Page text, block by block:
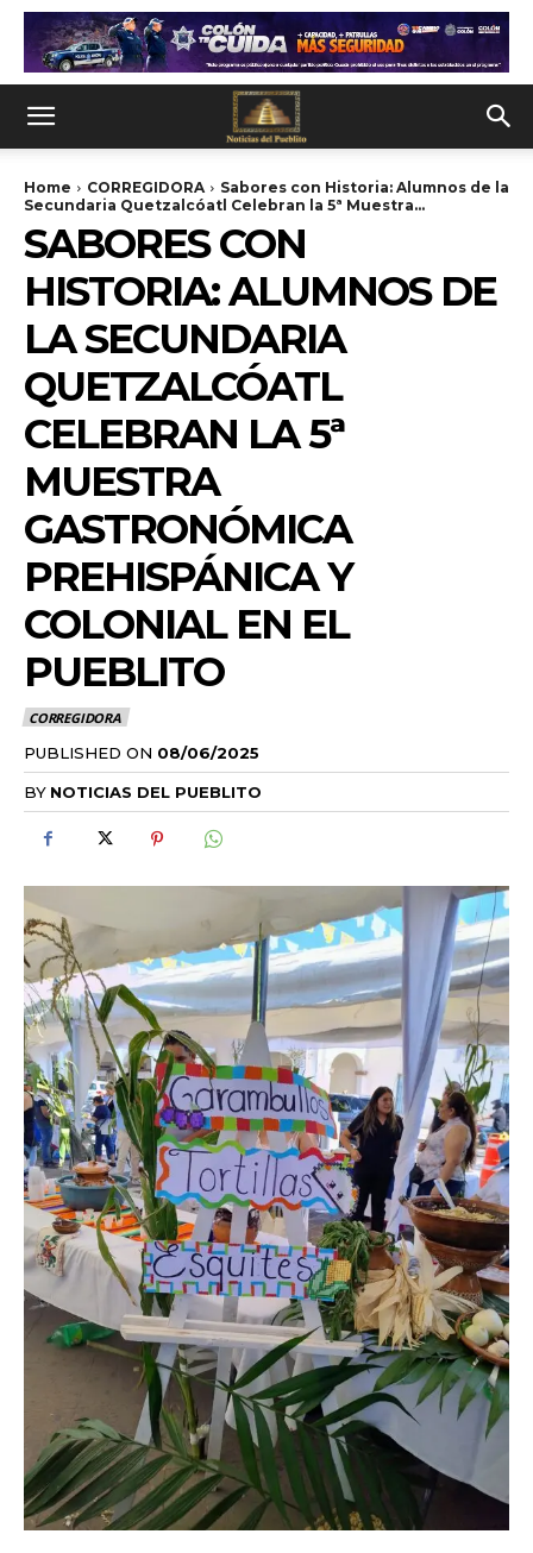
Home CORREGIDORA
Sabores con Historia: Alumnos de la
Secundaria Quetzalcóatl Celebran la 5ª Muestra...
SABORES CON
HISTORIA: ALUMNOS DE
LA SECUNDARIA
QUETZALCÓATL
CELEBRAN LA 5ª
MUESTRA
GASTRONÓMICA
PREHISPÁNICA Y
COLONIAL EN EL
PUEBLITO
CORREGIDORA
PUBLISHED ON 08/06/2025
BY NOTICIAS DEL PUEBLITO